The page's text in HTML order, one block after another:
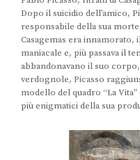
Dopo il suicidio dell’amico,
responsabile della sua
Casagemas era
maniacale e, più passava il
abbandonavano il suo
verdognole, Picasso
modello del quadro “La
più enigmatici della sua